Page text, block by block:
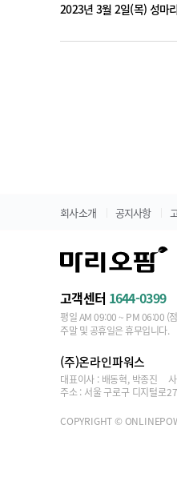
2023년 3월 2일(목) 성마
회사소개 공지사항
고객센터 1644-0399
평일 AM 09:00 ~ PM 06:00 (
주말 및 공휴일은 휴무입니다.
(주)온라인파워스
대표이사 : 배동혁, 박종진
주소 : 서울 구로구 디지털로
COPYRIGHT ©